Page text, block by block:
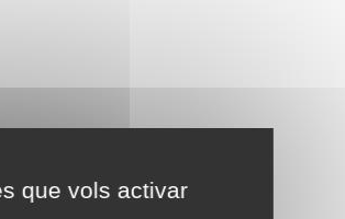
que vols activar